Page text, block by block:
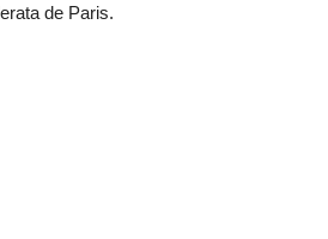
de Paris.